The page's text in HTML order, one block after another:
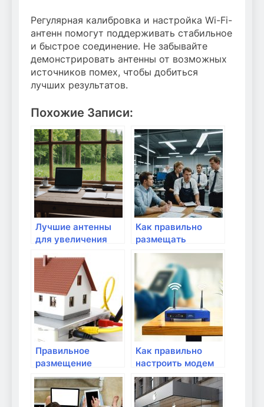
Регулярная калибровка и настройка Wi-Fi-
антенн помогут поддерживать стабильное
и быстрое соединение. Не забывайте
демонстрировать антенны от возможных
источников помех, чтобы добиться
лучших результатов.
Похожие Записи:
Лучшие антенны
для увеличения
Wi-Fi
Как правильно
размещать
маршрутизатор в
Правильное
размещение
антенн устройств
Wi-Fi сети
Как правильно
настроить модем
для подключения
через сетевой
кабель?